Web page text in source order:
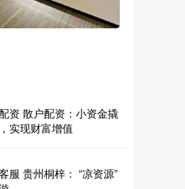
资 散户配资：小资金撬
实现财富增值
服 贵州桐梓： “凉资源”